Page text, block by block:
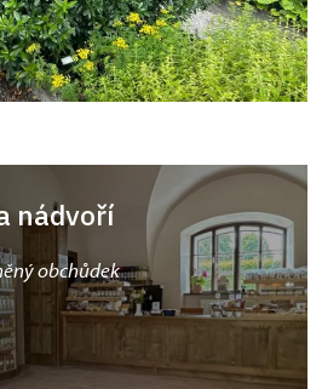
nádvoří
obchůdek